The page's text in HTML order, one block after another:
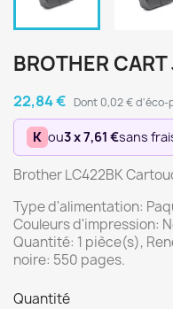
BROTHER
22,84 € Dont 0,02 €
K ou3 x 7,61 €sans
Brother LC422BK
Type d'alimentation:
Couleurs d'impression:
Quantité: 1 pièce(s),
noire: 550 pages.
Quantité